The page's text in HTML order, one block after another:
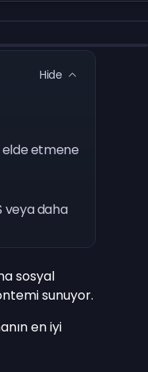
Hide
elde etmene
veya daha
sosyal
sunuyor.
en iyi